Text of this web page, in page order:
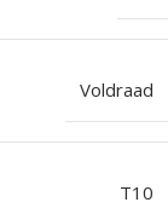
Voldraad
T10